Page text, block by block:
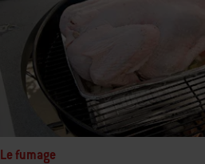
Le fumage